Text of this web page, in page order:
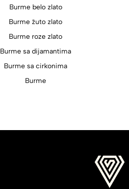
Burme belo zlato
Burme žuto zlato
Burme roze zlato
Burme sa dijamantima
Burme sa cirkonima
Burme